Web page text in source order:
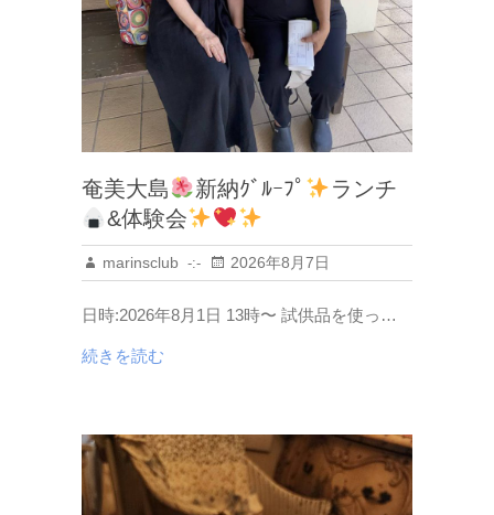
奄美大島 新納ｸﾞﾙｰﾌﾟ
ランチ
&体験会
marinsclub 2026年8月7日
日時:2026年8月1日 13時〜 試供品を使っ…
続きを読む